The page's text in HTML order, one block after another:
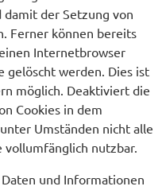
der Setzung von
Ferner können bereits
Internetbrowser
gelöscht werden. Dies ist
möglich. Deaktiviert die
Cookies in dem
Umständen nicht alle
nutzbar.
und Informationen